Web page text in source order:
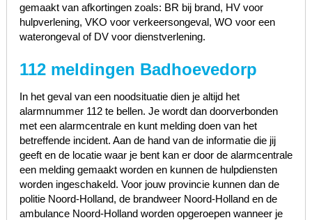
gemaakt van afkortingen zoals: BR bij brand, HV voor
hulpverlening, VKO voor verkeersongeval, WO voor een
waterongeval of DV voor dienstverlening.
112 meldingen Badhoevedorp
In het geval van een noodsituatie dien je altijd het
alarmnummer 112 te bellen. Je wordt dan doorverbonden
met een alarmcentrale en kunt melding doen van het
betreffende incident. Aan de hand van de informatie die jij
geeft en de locatie waar je bent kan er door de alarmcentrale
een melding gemaakt worden en kunnen de hulpdiensten
worden ingeschakeld. Voor jouw provincie kunnen dan de
politie Noord-Holland, de brandweer Noord-Holland en de
ambulance Noord-Holland worden opgeroepen wanneer je